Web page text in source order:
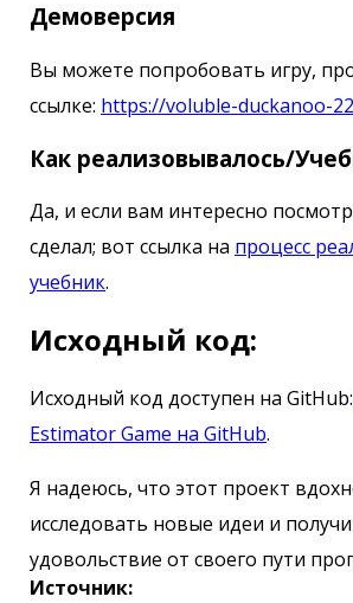
Демоверсия
Вы можете попробовать игру,
ссылке: https://voluble-duckanoo-
Как реализовывалось/
Да, и если вам интересно
сделал; вот ссылка на процесс
учебник.
Исходный код:
Исходный код доступен на GitHub:
Estimator Game на GitHub.
Я надеюсь, что этот проект
исследовать новые идеи и
удовольствие от своего пути
Источник: